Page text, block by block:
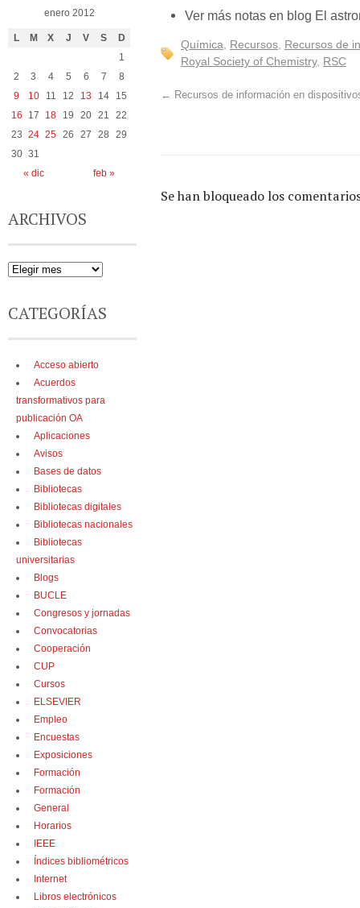
Ver más notas en blog El
Química Recursos Recursos de
Royal Society of Chemistry, RSC
← Recursos de información en
Se han bloqueado los
enero 2012
L M X J V S D
« dic feb »
1
2
3 4 5 6 7
8
9
10 11 12 13 14
15
16
17 18 19 20 21
22
23 24 25 26 27 28
29
30 31
ARCHIVOS
CATEGORÍAS
Acceso abierto
Acuerdos
transformativos para
publicación OA
Aplicaciones
Avisos
Bases de datos
Bibliotecas
Bibliotecas digitales
Bibliotecas nacionales
Bibliotecas
universitarias
Blogs
BUCLE
Congresos y jornadas
Convocatorias
Cooperación
CUP
Cursos
ELSEVIER
Empleo
Encuestas
Exposiciones
Formación
Formación
General
Horarios
IEEE
Índices bibliométricos
Internet
Libros electrónicos